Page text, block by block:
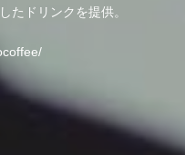
たドリンクを提供。